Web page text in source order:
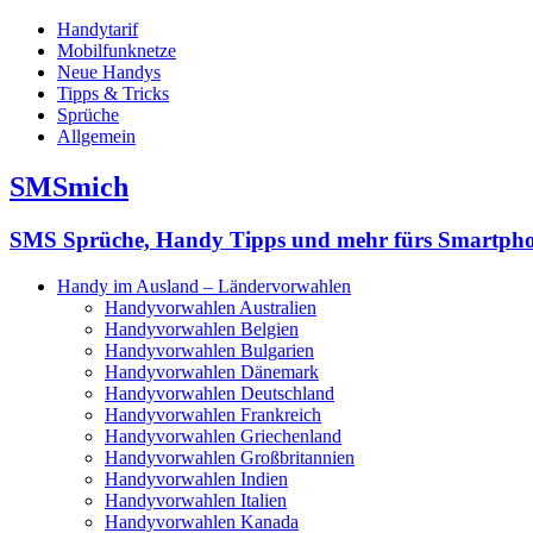
Handytarif
Mobilfunknetze
Neue Handys
Tipps & Tricks
Sprüche
Allgemein
SMSmich
SMS Sprüche, Handy Tipps und mehr fürs
Handy im Ausland – Ländervorwahlen
Handyvorwahlen Australien
Handyvorwahlen Belgien
Handyvorwahlen Bulgarien
Handyvorwahlen Dänemark
Handyvorwahlen Deutschland
Handyvorwahlen Frankreich
Handyvorwahlen Griechenland
Handyvorwahlen Großbritannien
Handyvorwahlen Indien
Handyvorwahlen Italien
Handyvorwahlen Kanada